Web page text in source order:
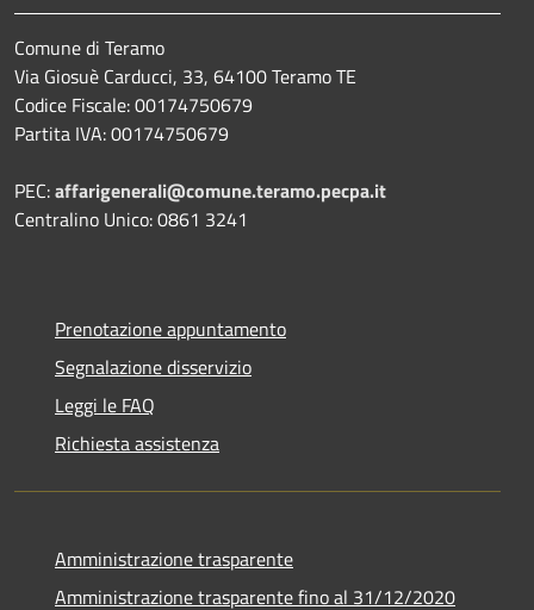
Comune di Teramo
Via Giosuè Carducci, 33, 64100 Teramo TE
Codice Fiscale: 00174750679
Partita IVA: 00174750679
PEC:affarigenerali@comune.teramo.pecpa.it
Centralino Unico: 0861 3241
Prenotazione appuntamento
Segnalazione disservizio
Leggi le FAQ
Richiesta assistenza
Amministrazione trasparente
Amministrazione trasparente fino al 31/12/2020